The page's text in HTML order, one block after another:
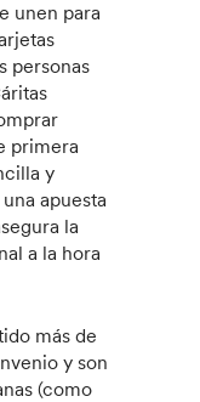
unen para
personas
primera
y
apuesta
la
a la hora
más de
y son
(como